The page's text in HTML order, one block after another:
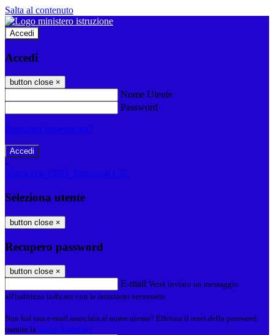
Salta al contenuto
Accedi
Accedi
button close ×
Nome Utente
Password
Password dimenticata?
-
Entra con SPID
Entra con CIE
Seleziona utente
button close ×
Recupero password
button close ×
E-mail Verrà inviato un messaggio
all'indirizzo indicato con le istruzioni necessarie.
Non hai una e-mail associata al nome utente? Effettua il reset della password
tramite la Login Spaggiari